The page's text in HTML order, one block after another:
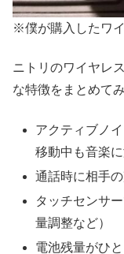
※僕が購入したワ
ニトリのワイヤレ
な特徴をまとめて
アクティブノ
移動中も音楽に
通話時に相手
タッチセンサ
量調整など）
電池残量がひ